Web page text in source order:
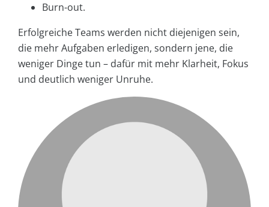
Burn-out.
Erfolgreiche Teams werden nicht diejenigen sein,
die mehr Aufgaben erledigen, sondern jene, die
weniger Dinge tun – dafür mit mehr Klarheit, Fokus
und deutlich weniger Unruhe.